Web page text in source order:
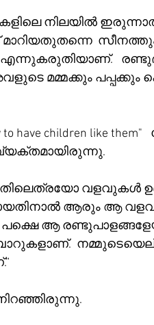
നിലയിൽ
എന്നുകരുതിയാണ്.
മമ്മക്കും പപ്പക്കും
have children like
അതിലെത്രയോ വളവുകൾ
ആരും ആ
പക്ഷെ ആ